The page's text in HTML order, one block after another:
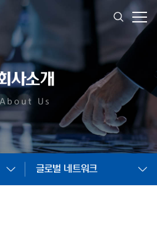
사소개
About Us
글로벌 네트워크